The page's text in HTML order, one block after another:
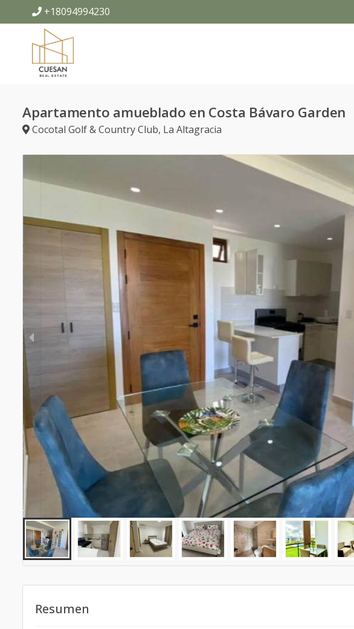
+18094994230
Apartamento amueblado en Costa Bávaro Garden
Cocotal Golf & Country Club, La Altagracia
Resumen